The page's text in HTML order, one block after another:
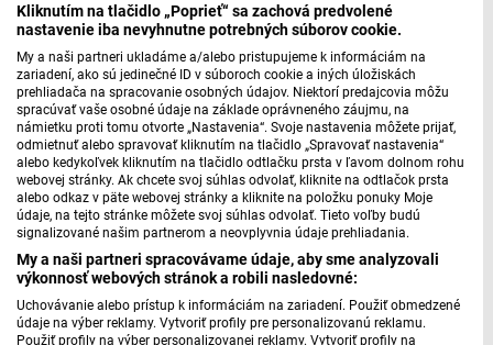
Kliknutím na tlačidlo „Poprieť“ sa zachová predvolené
nastavenie iba nevyhnutne potrebných súborov cookie.
My a naši partneri ukladáme a/alebo pristupujeme k informáciám na
zariadení, ako sú jedinečné ID v súboroch cookie a iných úložiskách
prehliadača na spracovanie osobných údajov. Niektorí predajcovia môžu
spracúvať vaše osobné údaje na základe oprávneného záujmu, na
námietku proti tomu otvorte „Nastavenia“. Svoje nastavenia môžete prijať,
odmietnuť alebo spravovať kliknutím na tlačidlo „Spravovať nastavenia“
alebo kedykoľvek kliknutím na tlačidlo odtlačku prsta v ľavom dolnom rohu
webovej stránky. Ak chcete svoj súhlas odvolať, kliknite na odtlačok prsta
alebo odkaz v päte webovej stránky a kliknite na položku ponuky Moje
údaje, na tejto stránke môžete svoj súhlas odvolať. Tieto voľby budú
signalizované našim partnerom a neovplyvnia údaje prehliadania.
My a naši partneri spracovávame údaje, aby sme analyzovali
výkonnosť webových stránok a robili nasledovné:
Uchovávanie alebo prístup k informáciám na zariadení. Použiť obmedzené
údaje na výber reklamy. Vytvoriť profily pre personalizovanú reklamu.
Použiť profily na výber personalizovanej reklamy. Vytvoriť profily na
Správnu odpoveď pošlite vo forme SMS správy na číslo
STROM (medzera) A
Cena pre víťazov SMS súťaže je Rodinný Kráľovský balíček
v hodnote 75 €, ktorý obsahuje obojsmernú jazdu
kabínkovou lanovkou, vstupenku na Chodník korunami
stromov s neopakovateľnými výhľadmi na Belianske Tatry
a vstupenky do Kráľovstva lesa dobrodružného detského
lesného ihriska od spoločnosti Bachledka ski and sun.
Na budúci týždeň vám predstavíme tis červený z Bučian.